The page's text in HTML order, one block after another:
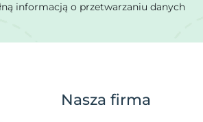
informacją o przetwarzaniu danych
Nasza firma